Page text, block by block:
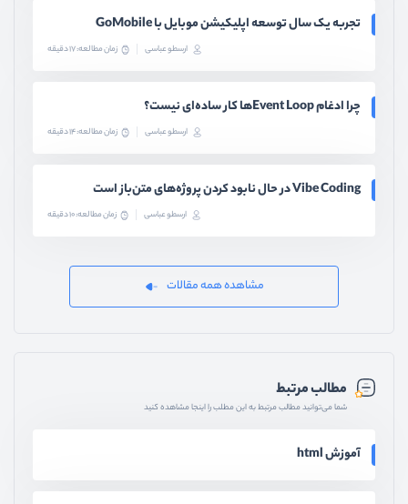
تجربه یک سال توسعه اپلیکیشن موبایل با GoMobile
ارسطو عباسی زمان مطالعه: 17 دقیقه
چرا ادغام Event Loopها کار ساده‌ای نیست؟
ارسطو عباسی زمان مطالعه: 14 دقیقه
Vibe Coding در حال نابود کردن پروژه‌های متن‌باز است
ارسطو عباسی زمان مطالعه: 10 دقیقه
مشاهده همه مقالات
مطالب مرتبط
شما می‌توانید مطالب مرتبط به این مطلب را اینجا مشاهده کنید
آموزش html